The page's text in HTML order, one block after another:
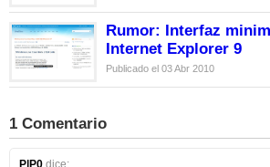
Rumor: Interfaz
Internet Explorer 9
Publicado el 03 Abr 2010
1 Comentario
P|P0 dice: